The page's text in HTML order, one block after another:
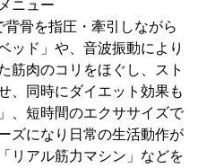
ニュー
骨を指圧・牽引しながら
ッド」や、音波振動により
筋肉のコリをほぐし、スト
、同時にダイエット効果も
、短時間のエクササイズで
ズになり日常の生活動作が
リアル筋力マシン」などを